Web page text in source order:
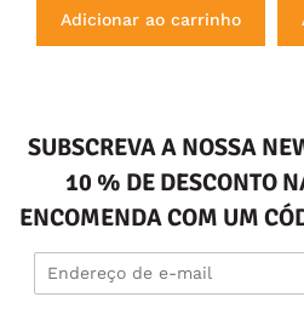
Adicionar ao carrinho
SUBSCREVA A NOSSA
10 % DE DESCONTO
ENCOMENDA COM UM